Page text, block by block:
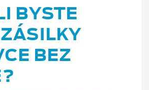
BYSTE
BEZ